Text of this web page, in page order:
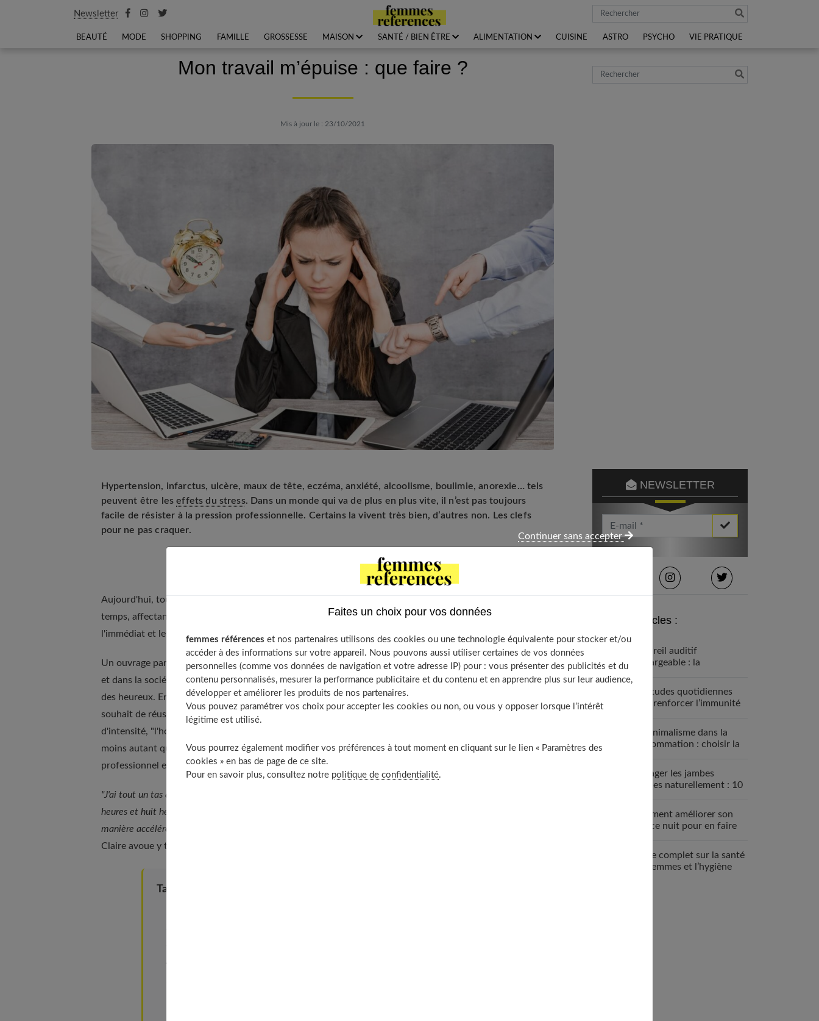
Newsletter Rechercher
BEAUTÉ MODE SHOPPING FAMILLE GROSSESSE MAISON SANTÉ / BIEN ÊTRE ALIMENTATION CUISINE ASTRO PSYCHO VIE PRATIQUE
Mon travail m’épuise : que faire ?
Mis à jour le : 23/10/2021
Hypertension, infarctus, ulcère, maux de tête, eczéma, anxiété, alcoolisme, boulimie, anorexie… tels
peuvent être leseffets du stress. Dans un monde qui va de plus en plus vite, il n’est pas toujours
facile de résister à la pression professionnelle. Certains la vivent très bien, d’autres non. Les clefs
pour ne pas craquer.
Aujourd'hui, tout s'accélère dans notre société. Notre époque transformerait ainsi notre rapport au
temps, affectant les façons de vivre et de travailler et créant un individu pressé, plus centré sur
l'immédiat et le court terme.
Un ouvrage paru dans les années 2000, évoque ce phénomène nouveau qui a instauré "dans l'entreprise
et dans la société le règne de l'urgence, de l'instantanéité, de l'immédiateté". Ce phénomène peut faire
des heureux. En effet, certains recherchent la stimulation par un état de stress permanent. "Porté par le
souhait de réussir sa vie dans tous les domaines, mû par un souci permanent de performance et
d'intensité, "l'homme pressé" est en cela parfaitement représentatif de l'individu contemporain". Au
moins autant que la "femme pressée", qui bataille encore souvent seule sur deux fronts à la fois,
professionnel et familial.
"J'ai tout un tas de tâches à remplir vis- à-vis de mes enfants, en un laps de temps très précis, entre sept
heures et huit heures trente le soir bain, cuisine, dîner, histoire à raconter - et tout ça doit être conduit de
manière accélérée, tout en maintenant la qualité de la relation",
Claire avoue y trouver un plaisir presque "sportif".
Table of Contents
Rechercher
NEWSLETTER
Votre Email *
Derniers articles :
Appareil auditif
rechargeable : la
Habitudes quotidiennes
pour renforcer l’immunité
Le minimalisme dans la
consommation : choisir la
Soulager les jambes
lourdes naturellement : 10
Comment améliorer son
espace nuit pour en faire
Guide complet sur la santé
des femmes et l’hygiène
Faites un choix pour vos données
femmes références et nos partenaires utilisons des cookies ou une technologie équivalente pour stocker et/ou
accéder à des informations sur votre appareil. Nous pouvons aussi utiliser certaines de vos données
personnelles (comme vos données de navigation et votre adresse IP) pour : vous présenter des publicités et du
contenu personnalisés, mesurer la performance publicitaire et du contenu et en apprendre plus sur leur audience,
développer et améliorer les produits de nos partenaires.
Vous pouvez paramétrer vos choix pour accepter les cookies ou non, ou vous y opposer lorsque l’intérêt
légitime est utilisé.
Vous pourrez également modifier vos préférences à tout moment en cliquant sur le lien « Paramètres des
cookies » en bas de page de ce site.
Pour en savoir plus, consultez notre politique de confidentialité.
Continuer sans accepter